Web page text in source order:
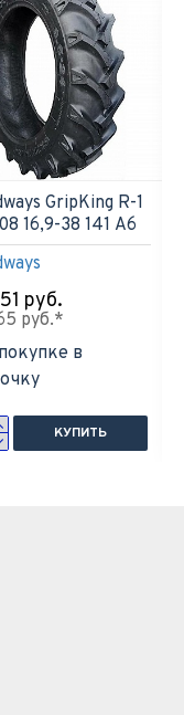
GripKing R-1
16,9-38 141 A6
руб.
руб.*
в
КУПИТЬ